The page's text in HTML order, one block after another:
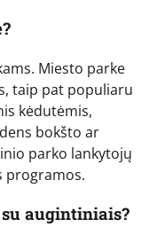
Miesto parke
taip pat populiaru
kėdutėmis,
bokšto ar
parko lankytojų
programos.
augintiniais?